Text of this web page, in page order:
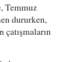
Temmuz
dururken,
çatışmaların